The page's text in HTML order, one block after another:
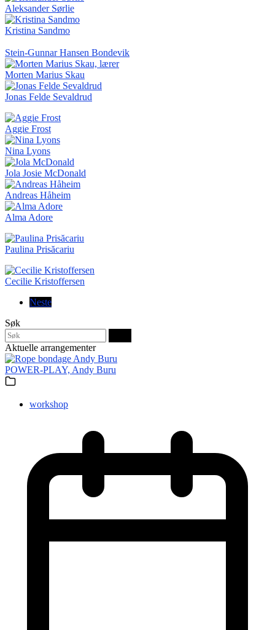
Aleksander Sørlie
Kristina Sandmo
Stein-Gunnar Hansen Bondevik
Morten Marius Skau
Jonas Felde Sevaldrud
Aggie Frost
Nina Lyons
Jola Josie McDonald
Andreas Håheim
Alma Adore
Paulina Prisăcariu
Cecilie Kristoffersen
Neste
Søk
Aktuelle arrangementer
POWER-PLAY, Andy Buru
workshop